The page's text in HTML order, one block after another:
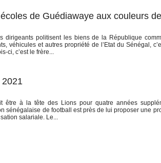
de Guédiawaye aux couleurs de
dirigeants politisent les biens de la République
véhicules et autres propriété de l’Etat du Sénégal,
ci, c’est le frère...
2021
être à la tête des Lions pour quatre années
sénégalaise de football est près de lui proposer une
salariale. Le...